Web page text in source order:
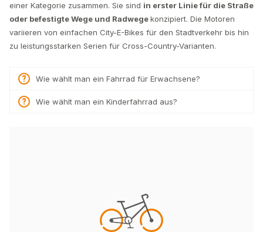
einer Kategorie zusammen. Sie sind in erster Linie für die Straße
oder befestigte Wege und Radwegekonzipiert. Die Motoren
variieren von einfachen City-E-Bikes für den Stadtverkehr bis hin
zu leistungsstarken Serien für Cross-Country-Varianten.
Wie wählt man ein Fahrrad für Erwachsene?
Wie wählt man ein Kinderfahrrad aus?